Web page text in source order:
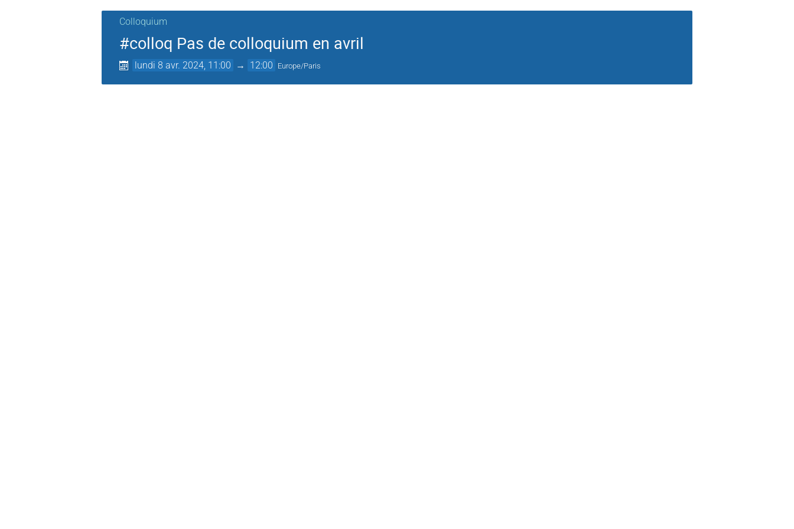
Colloquium
#colloq Pas de colloquium en avril
lundi 8 avr. 2024, 11:00 → 12:00 Europe/Paris